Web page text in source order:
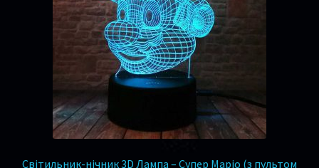
Світильник-нічник 3D Лампа – Супер Маріо (з пультом